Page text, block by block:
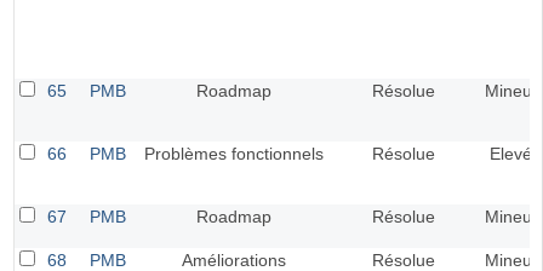
65 PMB Roadmap Résolue Mineur
66 PMB Problèmes fonctionnels Résolue Elevé
67 PMB Roadmap Résolue Mineur
68 PMB Améliorations Résolue Mineur